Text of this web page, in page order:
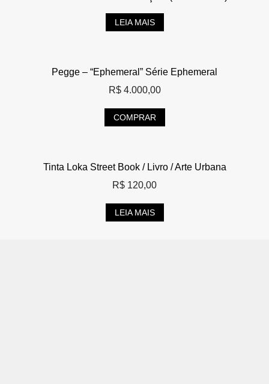
LEIA MAIS
Pegge – “Ephemeral” Série Ephemeral
R$4.000,00
COMPRAR
Tinta Loka Street Book / Livro / Arte Urbana
R$ 120,00
LEIA MAIS